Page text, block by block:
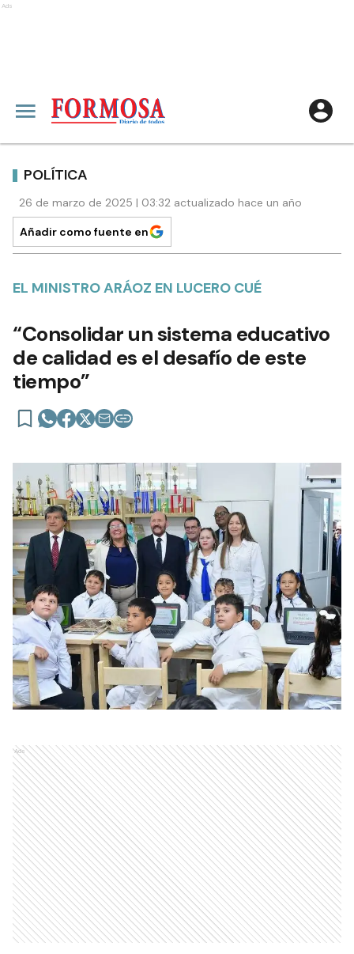
Ads
POLÍTICA
26 de marzo de 2025 | 03:32 actualizado hace un año
Añadir como fuente en
EL MINISTRO ARÁOZ EN LUCERO CUÉ
“Consolidar un sistema educativo
de calidad es el desafío de este
tiempo”
Ads